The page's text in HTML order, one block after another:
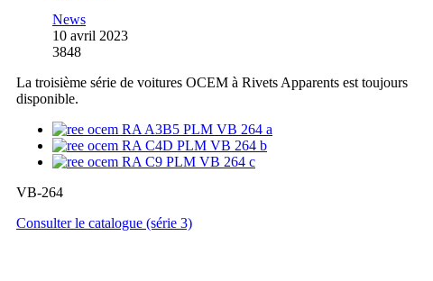
News
10 avril 2023
3848
La troisième série de voitures OCEM à Rivets Apparents est toujours
disponible.
VB-264
Consulter le catalogue (série 3)